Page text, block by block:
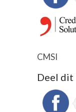
CMSI
Deel dit